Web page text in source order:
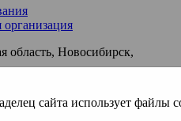
сайта использует
область, Новосибирск,